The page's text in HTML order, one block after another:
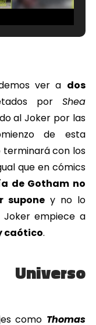
ver a dos
por Shea
al Joker por las
de esta
terminará con los
que en cómics
de Gotham no
suponey no lo
empiece a
caótico.
como Thomas